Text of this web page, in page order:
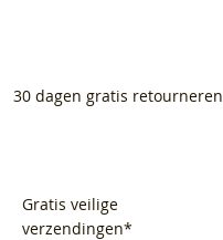
30 dagen gratis retourneren
Gratis veilige
verzendingen*